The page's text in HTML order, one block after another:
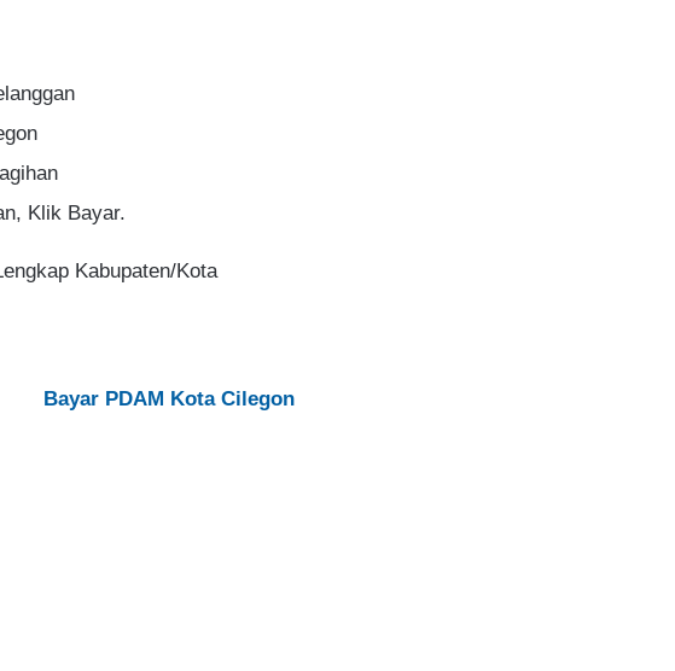
Klik Bayar.
Kabupaten/Kota
Bayar PDAM Kota Cilegon